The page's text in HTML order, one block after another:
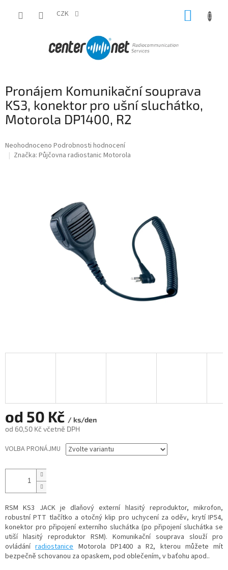
CZK
Pronájem Komunikační souprava
KS3, konektor pro ušní sluchátko,
Motorola DP1400, R2
Průměrné
hodnocení
Neohodnoceno Podrobnosti hodnocení
Značka: Půjčovna radiostanic Motorola
od 50 Kč / ks/den
od 60,50 Kč včetně DPH
cena:
VOLBA PRONÁJMU
RSM KS3 JACK je dlaňový externí hlasitý reproduktor, mikrofon,
robustní PTT tlačítko a otočný klip pro uchycení za oděv, krytí IP54,
konektor pro připojení externího sluchátka (po připojení sluchátka se
utiší hlasitý reproduktor RSM). Komunikační souprava slouží pro
ovládáníradiostaniceMotorola DP1400 a R2, kterou můžete mít
bezpečně schovanou za opaskem, pod oblečením, v baťohu apod..